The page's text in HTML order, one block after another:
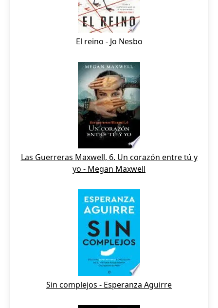
El reino - Jo Nesbo
Las Guerreras Maxwell, 6. Un corazón entre tú y
yo - Megan Maxwell
Sin complejos - Esperanza Aguirre